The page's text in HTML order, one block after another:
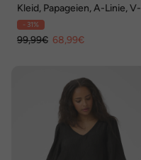
Kleid, Papageien, A-Linie, V-
Ausschnitt, Glocken-
Halbarm
- 31%
99,99€ 68,99€